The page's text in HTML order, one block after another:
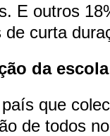
E outros
de curta
da escola
que
de todos